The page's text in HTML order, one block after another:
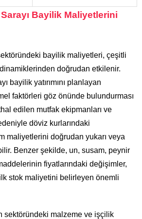
Bayilik Maliyetlerini
bayilik maliyetleri, çeşitli
doğrudan etkilenir.
bayilik yatırımını planlayan
faktörleri göz önünde bulundurması
edilen mutfak ekipmanları ve
döviz kurlarındaki
maliyetlerini doğrudan yukarı veya
Benzer şekilde, un, susam, peynir
fiyatlarındaki değişimler,
ilk stok maliyetini belirleyen önemli
sektöründeki malzeme ve işçilik